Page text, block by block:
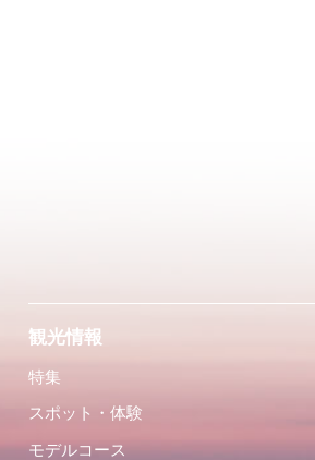
観光情報
特集
スポット・体験
モデルコース